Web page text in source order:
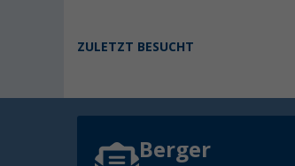
ZULETZT BESUCHT
Berger